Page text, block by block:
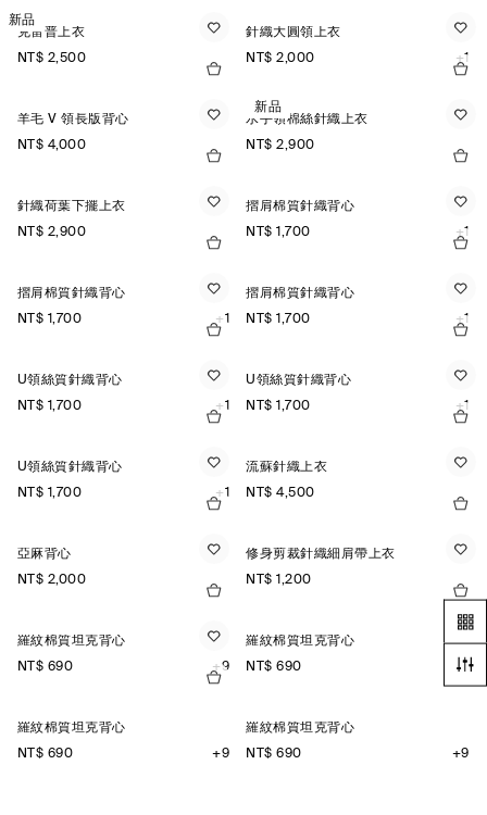
新品
克雷普上衣
NT$ 2,500
針織大圓領上衣
NT$ 2,000
+1
羊毛 V 領長版背心
NT$ 4,000
新品
水手領棉絲針織上衣
NT$ 2,900
針織荷葉下擺上衣
NT$ 2,900
摺肩棉質針織背心
NT$ 1,700
+1
摺肩棉質針織背心
NT$ 1,700
+1
摺肩棉質針織背心
NT$ 1,700
+1
U領絲質針織背心
NT$ 1,700
+1
U領絲質針織背心
NT$ 1,700
+1
U領絲質針織背心
NT$ 1,700
+1
流蘇針織上衣
NT$ 4,500
亞麻背心
NT$ 2,000
修身剪裁針織細肩帶上衣
NT$ 1,200
羅紋棉質坦克背心
NT$ 690
+9
羅紋棉質坦克背心
NT$ 690
+9
羅紋棉質坦克背心
NT$ 690
+9
羅紋棉質坦克背心
NT$ 690
+9